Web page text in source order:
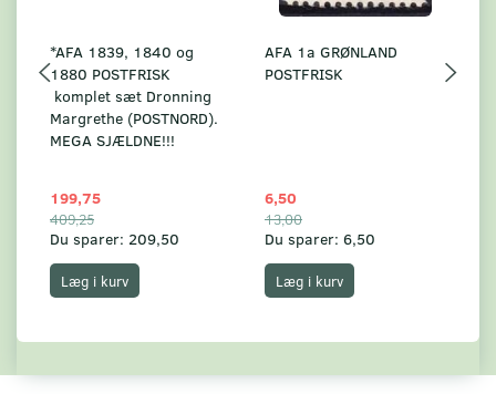
*AFA 1839, 1840 og
1880 POSTFRISK
komplet sæt Dronning
Margrethe (POSTNORD).
MEGA SJÆLDNE!!!
199,75
409,25
Du sparer: 209,50
Læg i kurv
AFA 1a GRØNLAND
POSTFRISK
6,50
13,00
Du sparer: 6,50
Læg i kurv